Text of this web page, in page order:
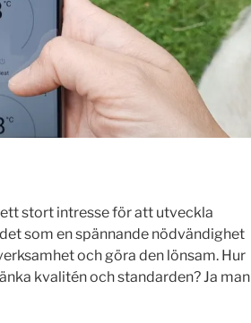
stort intresse för att utveckla
som en spännande nödvändighet
och göra den lönsam. Hur
kvalitén och standarden? Ja man